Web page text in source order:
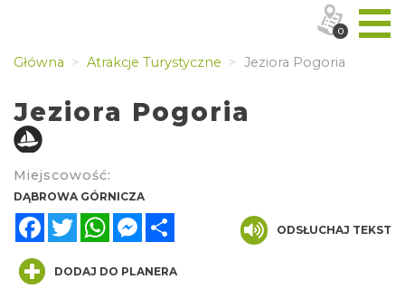
Główna Atrakcje Turystyczne Jeziora Pogoria
Jeziora Pogoria
Miejscowość:
DĄBROWA GÓRNICZA
FacebookTwitterWhatsAppMessenger
ODSŁUCHAJ TEKST
DODAJ DO PLANERA
0